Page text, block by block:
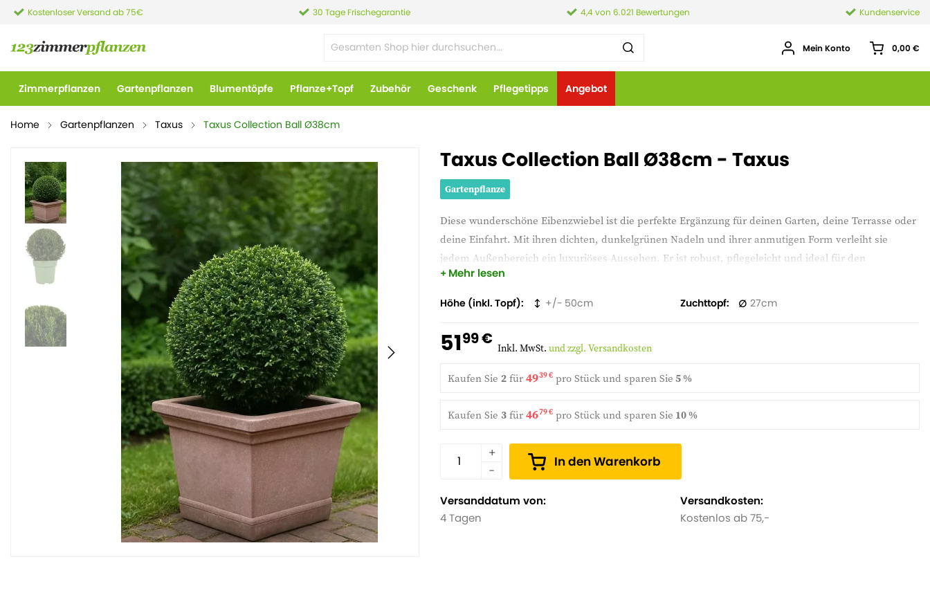
Kostenloser Versand ab 75€ 30 Tage Frischegarantie 4,4 von 6.021 Bewertungen Kundenservice
Mein Konto 0,00 €
Zimmerpflanzen Gartenpflanzen Blumentöpfe Pflanze+Topf Zubehör Geschenk Pflegetipps Angebot
Home Gartenpflanzen Taxus Taxus Collection Ball Ø38cm
Taxus Collection Ball Ø38cm - Taxus
Gartenpflanze
Diese wunderschöne Eibenzwiebel ist die perfekte Ergänzung für deinen Garten, deine Terrasse oder
deine Einfahrt. Mit ihren dichten, dunkelgrünen Nadeln und ihrer anmutigen Form verleiht sie
jedem Außenbereich ein luxuriöses Aussehen. Er ist robust, pflegeleicht und ideal für den
Formschnitt. Sie wird in verschiedenen Größen geliefert und kann sofort eingepflanzt werden.
Mehr lesen
Höhe (inkl. Topf) 50 Zuchttopf 27
5199 € Inkl. MwSt.und zzgl. Versandkosten
Kaufen Sie2für4939 € pro Stück undsparen Sie5 %
Kaufen Sie3für4679 € pro Stück undsparen Sie 10 %
In den Warenkorb
Versanddatum von:
4 Tagen
Versandkosten:
Kostenlos ab 75,-